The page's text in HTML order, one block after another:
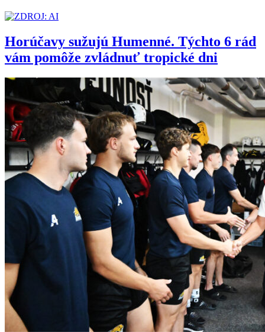
Horúčavy sužujú Humenné. Týchto 6 rád
vám pomôže zvládnuť tropické dni